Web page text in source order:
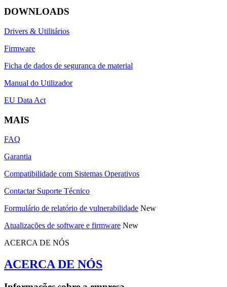
DOWNLOADS
Drivers & Utilitários
Firmware
Ficha de dados de segurança de material
Manual do Utilizador
EU Data Act
MAIS
FAQ
Garantia
Compatibilidade com Sistemas Operativos
Contactar Suporte Técnico
Formulário de relatório de vulnerabilidade New
Atualizações de software e firmware New
ACERCA DE NÓS
ACERCA DE NÓS